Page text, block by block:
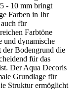
- 10 mm bringt
Farben in Ihr
für
Farbtöne
und dynamische
der Bodengrund die
für das
Der Aqua Decoris
Grundlage für
Struktur ermöglicht